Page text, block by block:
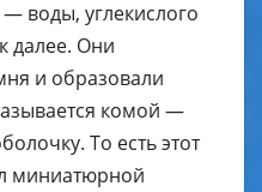
воды, углекислого
далее. Они
и образовали
комой —
То есть этот
миниатюрной